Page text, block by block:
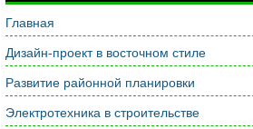
Главная
Дизайн-проект в восточном стиле
Развитие районной планировки
Электротехника в строительстве